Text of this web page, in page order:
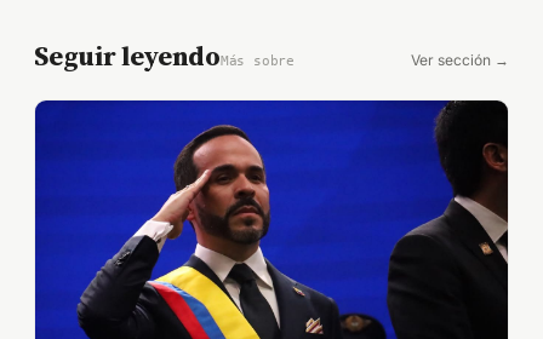
Seguir leyendoMás sobre Ver sección →